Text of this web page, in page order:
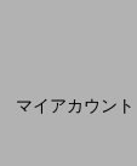
マイアカウント